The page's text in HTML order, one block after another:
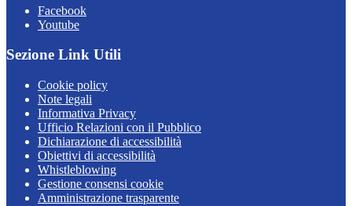
Facebook
Youtube
Sezione Link Utili
Cookie policy
Note legali
Informativa Privacy
Ufficio Relazioni con il Pubblico
Dichiarazione di accessibilità
Obiettivi di accessibilità
Whistleblowing
Gestione consensi cookie
Amministrazione trasparente